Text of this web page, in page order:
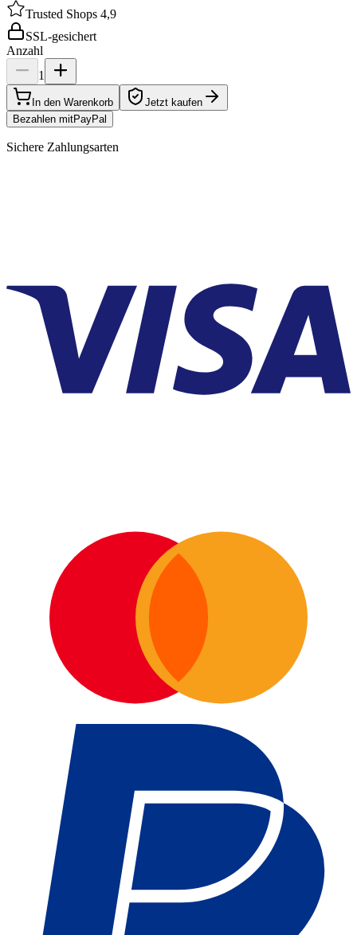
Trusted Shops 4,9
SSL-gesichert
Anzahl
1
In den Warenkorb
Jetzt kaufen
Bezahlen mitPayPal
Sichere Zahlungsarten